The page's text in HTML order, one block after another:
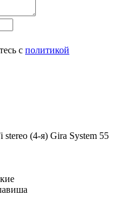
с политикой
(4-я) Gira System 55